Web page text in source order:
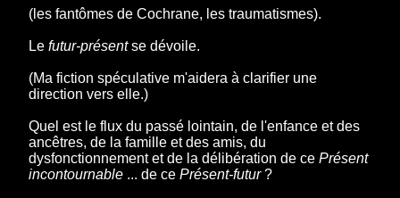
(les fantômes de Cochrane, les traumatismes).
Le futur-présentse dévoile.
(Ma fiction spéculative m'aidera à clarifier une
direction vers elle.)
Quel est le flux du passé lointain, de l'enfance et des
ancêtres, de la famille et des amis, du
dysfonctionnement et de la délibération de ce Présent
incontournable ... de ce Présent-futur?